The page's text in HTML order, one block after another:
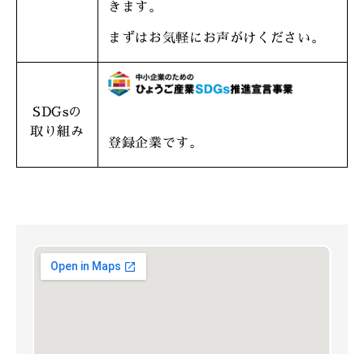
きます。
まずはお気軽にお声がけください。
SDGsの
取り組み
登録企業です。